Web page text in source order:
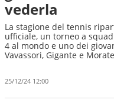
vederla
La stagione del tennis
ufficiale, un torneo a
4 al mondo e uno dei
Vavassori, Gigante e
25/12/24 12:00